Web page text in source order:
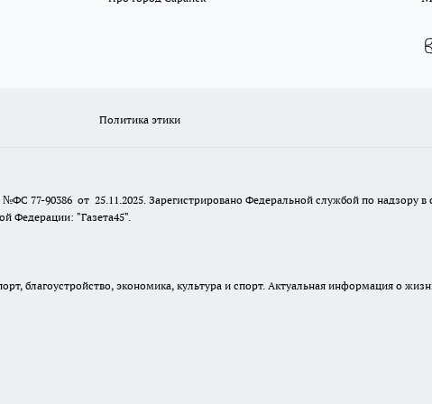
Политика этики
77-90386 от 25.11.2025. Зарегистрировано Федеральной службой по надзору
Федерации: "Газета45".
благоустройство, экономика, культура и спорт. Актуальная информация о